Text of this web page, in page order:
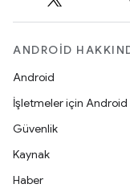
ANDROID
Android
İşletmeler için Android
Güvenlik
Kaynak
Haber